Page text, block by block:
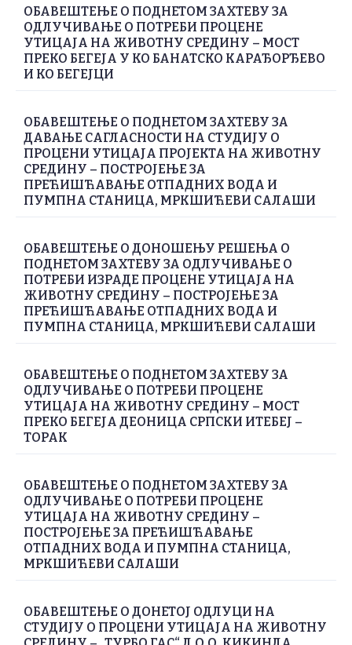
ОБАВЕШТЕЊЕ О ПОДНЕТОМ ЗАХТЕВУ ЗА
ОДЛУЧИВАЊЕ О ПОТРЕБИ ПРОЦЕНЕ
УТИЦАЈА НА ЖИВОТНУ СРЕДИНУ – МОСТ
ПРЕКО БЕГЕЈА У КО БАНАТСКО КАРАЂОРЂЕВО
И КО БЕГЕЈЦИ
ОБАВЕШТЕЊЕ О ПОДНЕТОМ ЗАХТЕВУ ЗА
ДАВАЊЕ САГЛАСНОСТИ НА СТУДИЈУ О
ПРОЦЕНИ УТИЦАЈА ПРОЈЕКТА НА ЖИВОТНУ
СРЕДИНУ – ПОСТРОЈЕЊЕ ЗА
ПРЕЋИШЋАВАЊЕ ОТПАДНИХ ВОДА И
ПУМПНА СТАНИЦА, МРКШИЋЕВИ САЛАШИ
ОБАВЕШТЕЊЕ О ДОНОШЕЊУ РЕШЕЊА О
ПОДНЕТОМ ЗАХТЕВУ ЗА ОДЛУЧИВАЊЕ О
ПОТРЕБИ ИЗРАДЕ ПРОЦЕНЕ УТИЦАЈА НА
ЖИВОТНУ СРЕДИНУ – ПОСТРОЈЕЊЕ ЗА
ПРЕЋИШЋАВАЊЕ ОТПАДНИХ ВОДА И
ПУМПНА СТАНИЦА, МРКШИЋЕВИ САЛАШИ
ОБАВЕШТЕЊЕ О ПОДНЕТОМ ЗАХТЕВУ ЗА
ОДЛУЧИВАЊЕ О ПОТРЕБИ ПРОЦЕНЕ
УТИЦАЈА НА ЖИВОТНУ СРЕДИНУ – МОСТ
ПРЕКО БЕГЕЈА ДЕОНИЦА СРПСКИ ИТЕБЕЈ –
ТОРАК
ОБАВЕШТЕЊЕ О ПОДНЕТОМ ЗАХТЕВУ ЗА
ОДЛУЧИВАЊЕ О ПОТРЕБИ ПРОЦЕНЕ
УТИЦАЈА НА ЖИВОТНУ СРЕДИНУ –
ПОСТРОЈЕЊЕ ЗА ПРЕЋИШЋАВАЊЕ
ОТПАДНИХ ВОДА И ПУМПНА СТАНИЦА,
МРКШИЋЕВИ САЛАШИ
ОБАВЕШТЕЊЕ О ДОНЕТОЈ ОДЛУЦИ НА
СТУДИЈУ О ПРОЦЕНИ УТИЦАЈА НА ЖИВОТНУ